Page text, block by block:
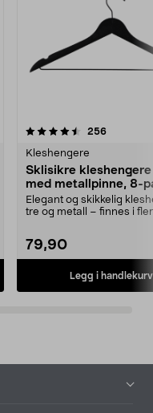
256
Kleshengere
Sklisikre
med metallpinne, 8-
Elegant og skikkelig
tre og metall – finnes i
79,90
Legg i handlekurv
4.5av 5 stjerner